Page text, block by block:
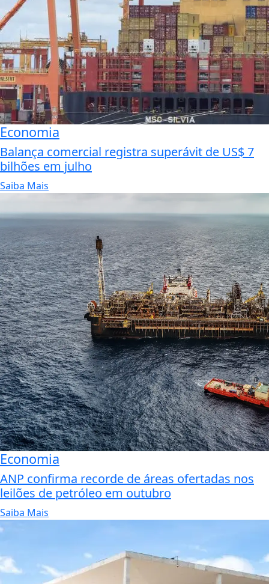
Economia
Balança comercial registra superávit de US$ 7
bilhões em julho
Saiba Mais
Economia
ANP confirma recorde de áreas ofertadas nos
leilões de petróleo em outubro
Saiba Mais